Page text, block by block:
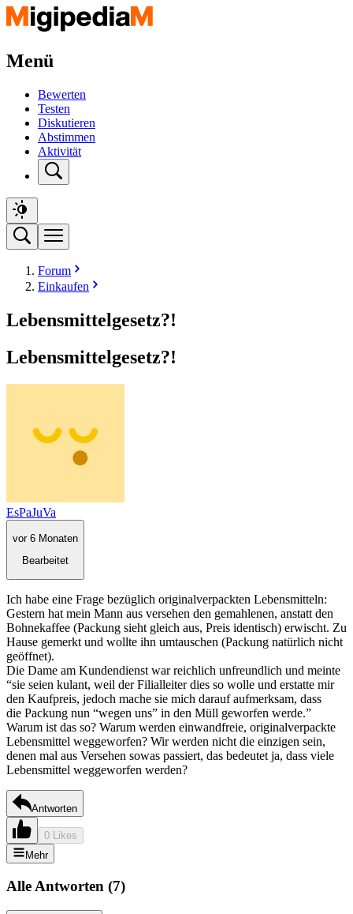
Menü
Bewerten
Testen
Diskutieren
Abstimmen
Aktivität
Forum
Einkaufen
Lebensmittelgesetz?!
Lebensmittelgesetz?!
EsPaJuVa
vor 6 Monaten
Bearbeitet
Ich habe eine Frage bezüglich originalverpackten Lebensmitteln:
Gestern hat mein Mann aus versehen den gemahlenen, anstatt den
Bohnekaffee (Packung sieht gleich aus, Preis identisch) erwischt. Zu
Hause gemerkt und wollte ihn umtauschen (Packung natürlich nicht
geöffnet).
Die Dame am Kundendienst war reichlich unfreundlich und meinte
“sie seien kulant, weil der Filialleiter dies so wolle und erstatte mir
den Kaufpreis, jedoch mache sie mich darauf aufmerksam, dass
die Packung nun “wegen uns” in den Müll geworfen werde.”
Warum ist das so? Warum werden einwandfreie, originalverpackte
Lebensmittel weggeworfen? Wir werden nicht die einzigen sein,
denen mal aus Versehen sowas passiert, das bedeutet ja, dass viele
Lebensmittel weggeworfen werden?
Antworten
0 Likes
Mehr
Alle Antworten (7)